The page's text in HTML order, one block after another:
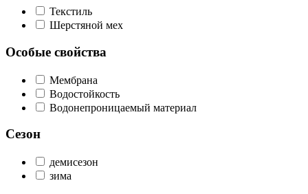
Текстиль
Шерстяной мех
Особые свойства
Мембрана
Водостойкость
Водонепроницаемый материал
Сезон
демисезон
зима